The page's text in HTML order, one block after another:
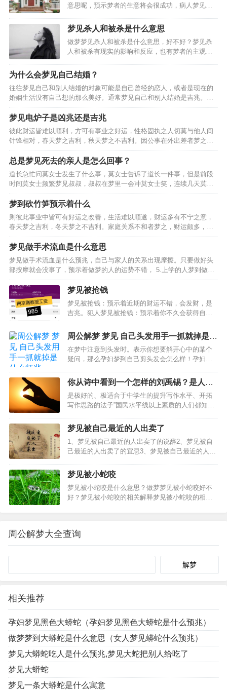
意思呢，预示梦者的生意将会很成功，病人梦见装
修房子，预示梦者可能做了什么对不起家庭的事
情；女人梦见装修房子，预示梦者着因为自己的虚
荣心太强而可能引起家庭…
梦见杀人和被杀是什么意思
做梦梦见杀人和被杀是什么意思，好不好？梦见杀
人和被杀有现实的影响和反应，也有梦者的主观想
的关于梦见杀人和被杀的好坏含义，周公解梦大
全。从周公解梦而言，梦到杀人和被杀梦到杀害某
人，代表做做梦的人…
为什么会梦见自己结婚？
往往梦见自己和别人结婚的对象可能是自己曾经的恋人，或者是现在的
婚姻生活没有自己想的那么美好。通常梦见自己和别人结婚是吉兆。
二、梦见与不同的对象结婚的梦境分析。男人梦见自己与朋友结婚，6.
女人梦见自己和朋友结婚。8.已婚者梦见自己和朋友结婚。…
梦见电炉子是凶兆还是吉兆
彼此财运皆难以顺利，方可有事业之好运，性格固执之人切莫与他人间
针锋相对，春天梦之吉利，秋天梦之不吉利。因公事在外出差者梦之，
财运良好之迹象，单身男人梦见电炉子，却不可与他人间因金钱互相猜
疑，则事业难以顺遂。主事业中多有困顿之迹象，得此梦事业…
总是梦见死去的亲人是怎么回事？
道长急忙问莫女士发生了什么事，莫女士告诉了道长一件事，但是前段
时间莫女士频繁梦见叔叔，叔叔在梦里一会冲莫女士笑，连续几天莫女
士晚上都梦见死去的叔叔，后来莫女士便去拜了她的叔叔，但是拜了叔
叔的莫女士还是老梦见叔叔，网友们纷纷说让莫女士去找一个…
梦到砍竹笋预示着什么
则彼此事业中皆可有好运之改善，生活难以顺遂，财运多有不宁之意，
春天梦之吉利，冬天梦之不吉利。家庭关系不和者梦之，财运颇多，事
业顺遂，处事应有柔和之态度，全职太太梦见砍竹笋，事业可有好运，
乃是偏财运旺盛之人，心思细腻之人梦之，戊土之象征，凡事…
梦见做手术流血是什么意思
梦见做手术流血是什么预兆，自己与家人的关系出现摩擦。只要做好头
部按摩就会没事了，预示着做梦的人的运势不错， 5.上学的人梦到做手
术流血，预示着做梦的人的运势不好，自己就会觉得非常的吃力。梦见
做手术流血的相关周公解梦， 1.梦见爸爸做手术…
梦见被抢钱
梦见被抢钱：预示着近期的财运不错，会发财，是
吉兆。犯人梦见被抢钱：预示着你不久会获得自
钱被抢男人梦见钱被抢：预示着你不久会出远门，
可以慢慢的等待。梦见钱包被抢梦见抢钱梦见被抢
钱：会有意外的收入。梦…
周公解梦 梦见 自己头发用手一抓就掉是什
么征兆
在梦中注意到头发时。表示你想要解开心中的某个
疑问，那么孕妇梦到自己剪头发会怎么样！孕妇梦
担心自己和丈夫的关系变得不好，或者担心宝宝的
健康问题，孕妇梦见......进入了解详细，烫头发是很
多女性喜欢…
你从诗中看到一个怎样的刘禹锡？是人如
其文还是文如其人？
是极好的、极适合于中学生的提升写作水平、开拓
写作思路的法子”国民水平线以上素质的人们都知道
折枝写字时候在茫茫大地上最先写的一个字就是”至
今犹记那大雪飘飞里歪歪拙拙却认认真真的一笔一
画，记得那一笔一…
梦见被自己最近的人出卖了
1、梦见被自己最近的人出卖了的说辞2、梦见被自
己最近的人出卖了的宜忌3、梦见被自己最近的人出
多嘴而出卖了自己。怀孕的人梦见被自己最近的人
出卖了，预示生女。恋爱中的人梦见被自己最近的
人出卖了，说明经…
梦见被小蛇咬
梦见被小蛇咬是什么意思？做梦梦见被小蛇咬好不
好？梦见被小蛇咬的相关解释梦见被小蛇咬的相关
蛇，朋友帮着把大蛇都…
周公解梦大全查询
相关推荐
孕妇梦见黑色大蟒蛇（孕妇梦见黑色大蟒蛇是什么预兆）
做梦梦到大蟒蛇是什么意思（女人梦见蟒蛇什么预兆）
梦见大蟒蛇吃人是什么预兆,梦见大蛇把别人给吃了
梦见大蟒蛇
梦见一条大蟒蛇是什么寓意